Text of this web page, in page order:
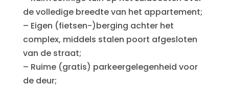
de volledige breedte van het appartement;
– Eigen (fietsen-)berging achter het
complex, middels stalen poort afgesloten
van de straat;
– Ruime (gratis) parkeergelegenheid voor
de deur;